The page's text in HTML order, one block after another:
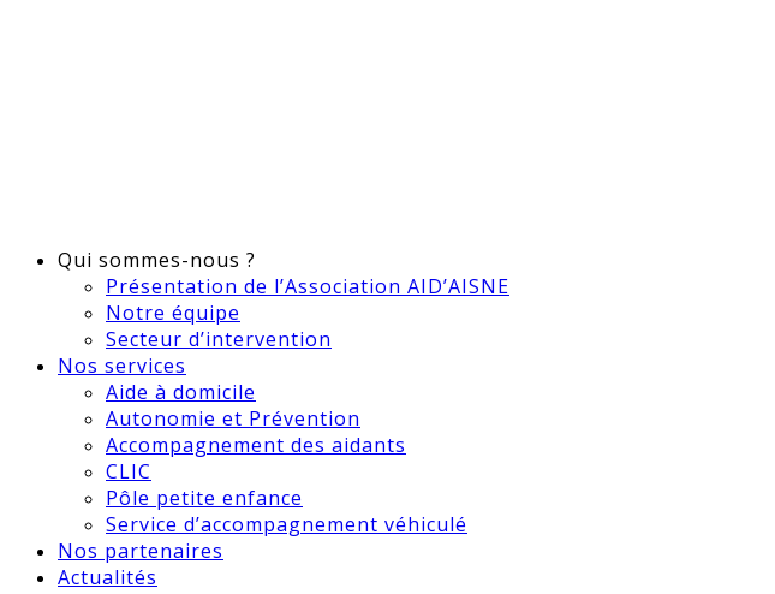
Qui sommes-nous ?
Présentation de l’Association AID’AISNE
Notre équipe
Secteur d’intervention
Nos services
Aide à domicile
Autonomie et Prévention
Accompagnement des aidants
CLIC
Pôle petite enfance
Service d’accompagnement véhiculé
Nos partenaires
Actualités